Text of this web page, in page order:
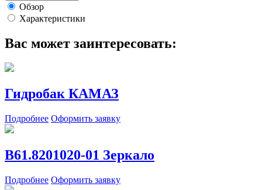
Обзор
Характеристики
Вас может заинтересовать:
Гидробак КАМАЗ
Подробнее Оформить заявку
В61.8201020-01 Зеркало
Подробнее Оформить заявку